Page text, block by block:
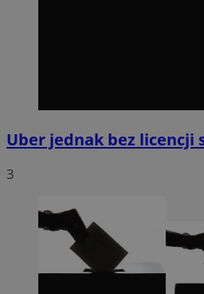
Uber jednak bez licencji
3